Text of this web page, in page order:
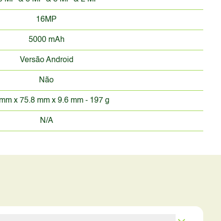
16MP
5000 mAh
Versão Android
Não
x 75.8 mm x 9.6 mm - 197 g
N/A